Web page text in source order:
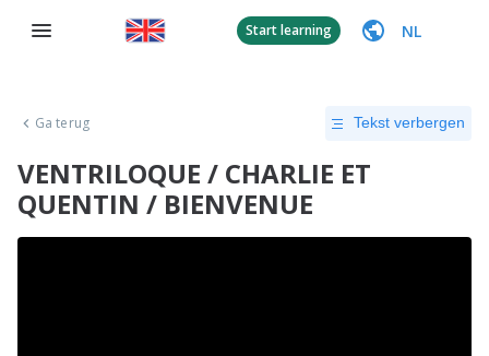
Start learning NL
Ga terug Tekst verbergen
VENTRILOQUE / CHARLIE ET
QUENTIN / BIENVENUE